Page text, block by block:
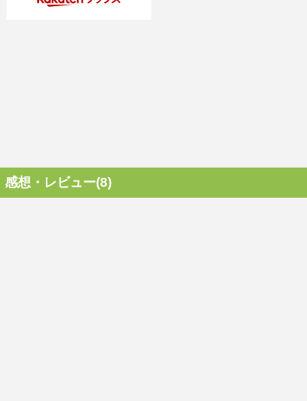
感想・レビュー(8)